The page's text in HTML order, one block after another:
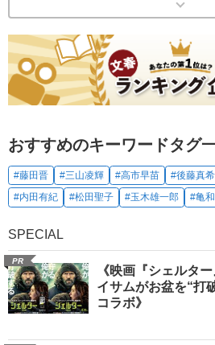
おすすめのキーワードタグ
#藤田晋 #三山凌輝 #高市早苗 #後藤真希
#内田有紀
#松田聖子 #玉木雄一郎 #亀
SPECIAL
PR
《映画『シェルタ
イサムがお盆を“打
コラボ》